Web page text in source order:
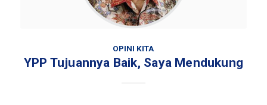
OPINI KITA
YPP Tujuannya Baik, Saya Mendukung